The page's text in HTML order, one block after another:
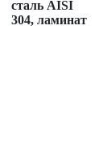
сталь AISI
304, ламинат